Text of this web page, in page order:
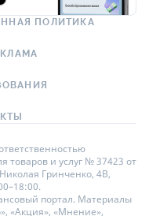
ПОЛИТИКА
товаров и услуг № 37423 от
Гринченко, 4В,
портал. Материалы
«Акция», «Мнение»,